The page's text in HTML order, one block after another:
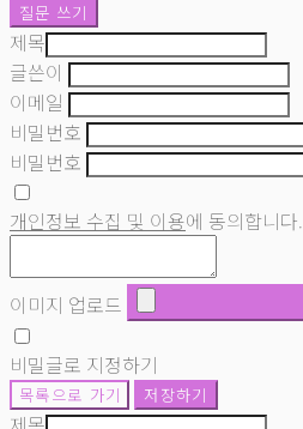
질문 쓰기
제목
글쓴이
이메일
비밀번호
비밀번호
개인정보 수집 및 이용에 동의합니다.
이미지 업로드
비밀글로 지정하기
목록으로 가기 저장하기